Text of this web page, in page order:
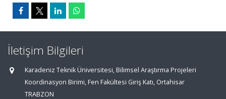
İletişim Bilgileri
Karadeniz Teknik Üniversitesi, Bilimsel Araştırma Projeleri
Koordinasyon Birimi, Fen Fakültesi Giriş Katı, Ortahisar
TRABZON